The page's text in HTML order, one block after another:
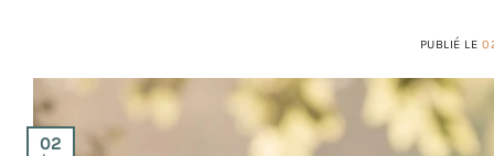
PUBLIÉ LE
02